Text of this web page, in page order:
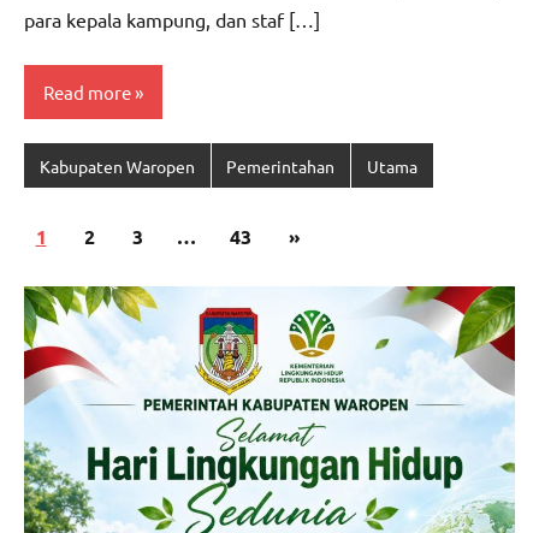
para kepala kampung, dan staf […]
Read more
Kabupaten Waropen Pemerintahan Utama
Paginasi
1 2 3 … 43
Next
»